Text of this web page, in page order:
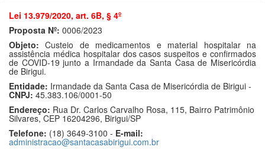
Lei 13.979/2020, art. 6B, § 4º
Proposta Nº: 0006/2023
Objeto: Custeio de medicamentos e material hospitalar na
assistência médica hospitalar dos casos suspeitos e confirmados
de COVID-19 junto a Irmandade da Santa Casa de Misericórdia
de Birigui.
Entidade: Irmandade da Santa Casa de Misericórdia de Birigui -
CNPJ: 45.383.106/0001-50
Endereço: Rua Dr. Carlos Carvalho Rosa, 115, Bairro Patrimônio
Silvares, CEP 16204296, Birigui/SP
Telefone: (18) 3649-3100 - E-mail:
administracao@santacasabirigui.com.br